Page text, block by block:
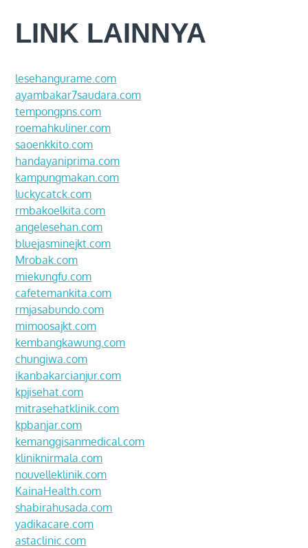
LINK LAINNYA
lesehangurame.com
ayambakar7saudara.com
tempongpns.com
roemahkuliner.com
saoenkkito.com
handayaniprima.com
kampungmakan.com
luckycatck.com
rmbakoelkita.com
angelesehan.com
bluejasminejkt.com
Mrobak.com
miekungfu.com
cafetemankita.com
rmjasabundo.com
mimoosajkt.com
kembangkawung.com
chungiwa.com
ikanbakarcianjur.com
kpjisehat.com
mitrasehatklinik.com
kpbanjar.com
kemanggisanmedical.com
kliniknirmala.com
nouvelleklinik.com
KainaHealth.com
shabirahusada.com
yadikacare.com
astaclinic.com